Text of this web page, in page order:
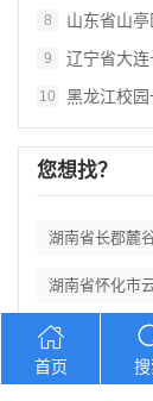
8 山东省山
9 辽宁省大
10 黑龙江校
您想找？
湖南省长郡麓
湖南省怀化市
吉林延边大学
四川省
首页